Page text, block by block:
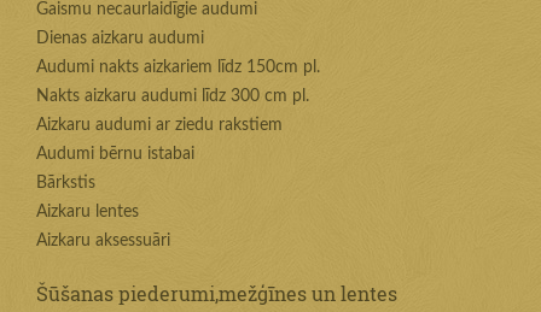
Gaismu necaurlaidīgie audumi
Dienas aizkaru audumi
Audumi nakts aizkariem līdz 150cm pl.
Nakts aizkaru audumi līdz 300 cm pl.
Aizkaru audumi ar ziedu rakstiem
Audumi bērnu istabai
Bārkstis
Aizkaru lentes
Aizkaru aksessuāri
Šūšanas piederumi,mežģīnes un lentes